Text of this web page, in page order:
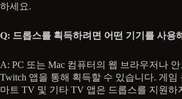
하세요.
Q: 드롭스를 획득하려면 어떤 기기를 사용
A: PC 또는 Mac 컴퓨터의 웹 브라우저나
Twitch 앱을 통해 획득할 수 있습니다. 게임
마트 TV 및 기타 TV 앱은 드롭스를 지원하